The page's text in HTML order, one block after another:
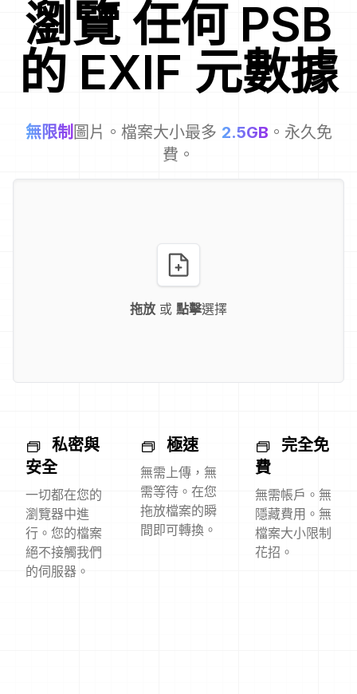
瀏覽 任何 PSB
的 EXIF 元數據
無限制 圖片。檔案大小最多 2.5GB 。永久免
費。
拖放 或 點擊選擇
私密與
安全
一切都在您的
瀏覽器中進
行。您的檔案
絕不接觸我們
的伺服器。
極速
無需上傳，無
需等待。在您
拖放檔案的瞬
間即可轉換。
完全免
費
無需帳戶。無
隱藏費用。無
檔案大小限制
花招。